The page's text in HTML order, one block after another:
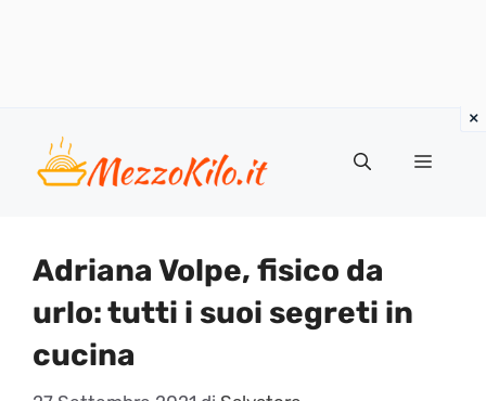
contenuto
Menu
Adriana Volpe, fisico da
urlo: tutti i suoi segreti in
cucina